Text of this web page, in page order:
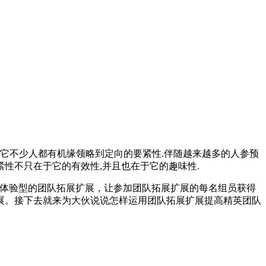
不少人都有机缘领略到定向的要紧性.伴随越来越多的人参预
不只在于它的有效性,并且也在于它的趣味性.
验型的团队拓展扩展，让参加团队拓展扩展的每名组员获得
接下去就来为大伙说说怎样运用团队拓展扩展提高精英团队